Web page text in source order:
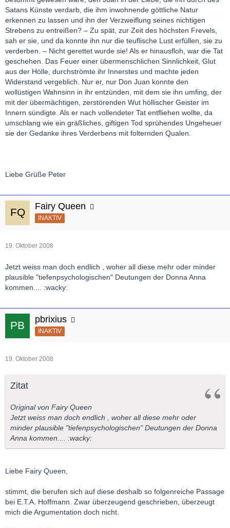
Satans Künste verdarb, die ihm inwohnende göttliche Natur
erkennen zu lassen und ihn der Verzweiflung seines nichtigen
Strebens zu entreißen? – Zu spät, zur Zeit des höchsten Frevels,
sah er sie, und da konnte ihn nur die teuflische Lust erfüllen, sie zu
verderben. – Nicht gerettet wurde sie! Als er hinausfloh, war die Tat
geschehen. Das Feuer einer übermenschlichen Sinnlichkeit, Glut
aus der Hölle, durchströmte ihr Innerstes und machte jeden
Widerstand vergeblich. Nur er, nur Don Juan konnte den
wollüstigen Wahnsinn in ihr entzünden, mit dem sie ihn umfing, der
mit der übermächtigen, zerstörenden Wut höllischer Geister im
Innern sündigte. Als er nach vollendeter Tat entfliehen wollte, da
umschlang wie ein gräßliches, giftigen Tod sprühendes Ungeheuer
sie der Gedanke ihres Verderbens mit folternden Qualen.
Liebe Grüße Peter
Fairy Queen
INAKTIV
19. Oktober 2008
Jetzt weiss man doch endlich , woher all diese mehr oder minder
plausible "tiefenpsychologischen" Deutungen der Donna Anna
kommen.... :wacky:
pbrixius
INAKTIV
19. Oktober 2008
Zitat
Original von Fairy Queen
Jetzt weiss man doch endlich , woher all diese mehr oder
minder plausible "tiefenpsychologischen" Deutungen der Donna
Anna kommen.... :wacky:
Liebe Fairy Queen,
stimmt, die berufen sich auf diese deshalb so folgenreiche Passage
bei E.T.A. Hoffmann. Zwar überzeugend geschrieben, überzeugt
mich die Argumentation doch nicht.